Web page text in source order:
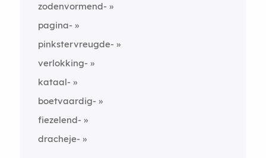
zodenvormend-
pagina-
pinkstervreugde-
verlokking-
kataal-
boetvaardig-
fiezelend-
dracheje-